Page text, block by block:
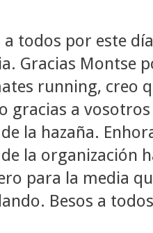
a todos por este
Gracias Montse
running, creo
gracias a
la hazaña.
la organización
para la media
Besos a